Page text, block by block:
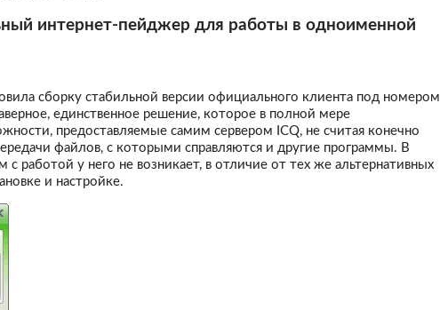
интернет-пейджер для работы в одноименной
сборку стабильной версии официального клиента под номером
единственное решение, которое в полной мере
предоставляемые самим сервером ICQ, не считая конечно
файлов, с которыми справляются и другие программы. В
работой у него не возникает, в отличие от тех же альтернативных
и настройке.